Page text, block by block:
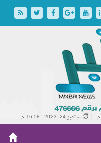
سبتمبر 24, 2023 , 16:58 م